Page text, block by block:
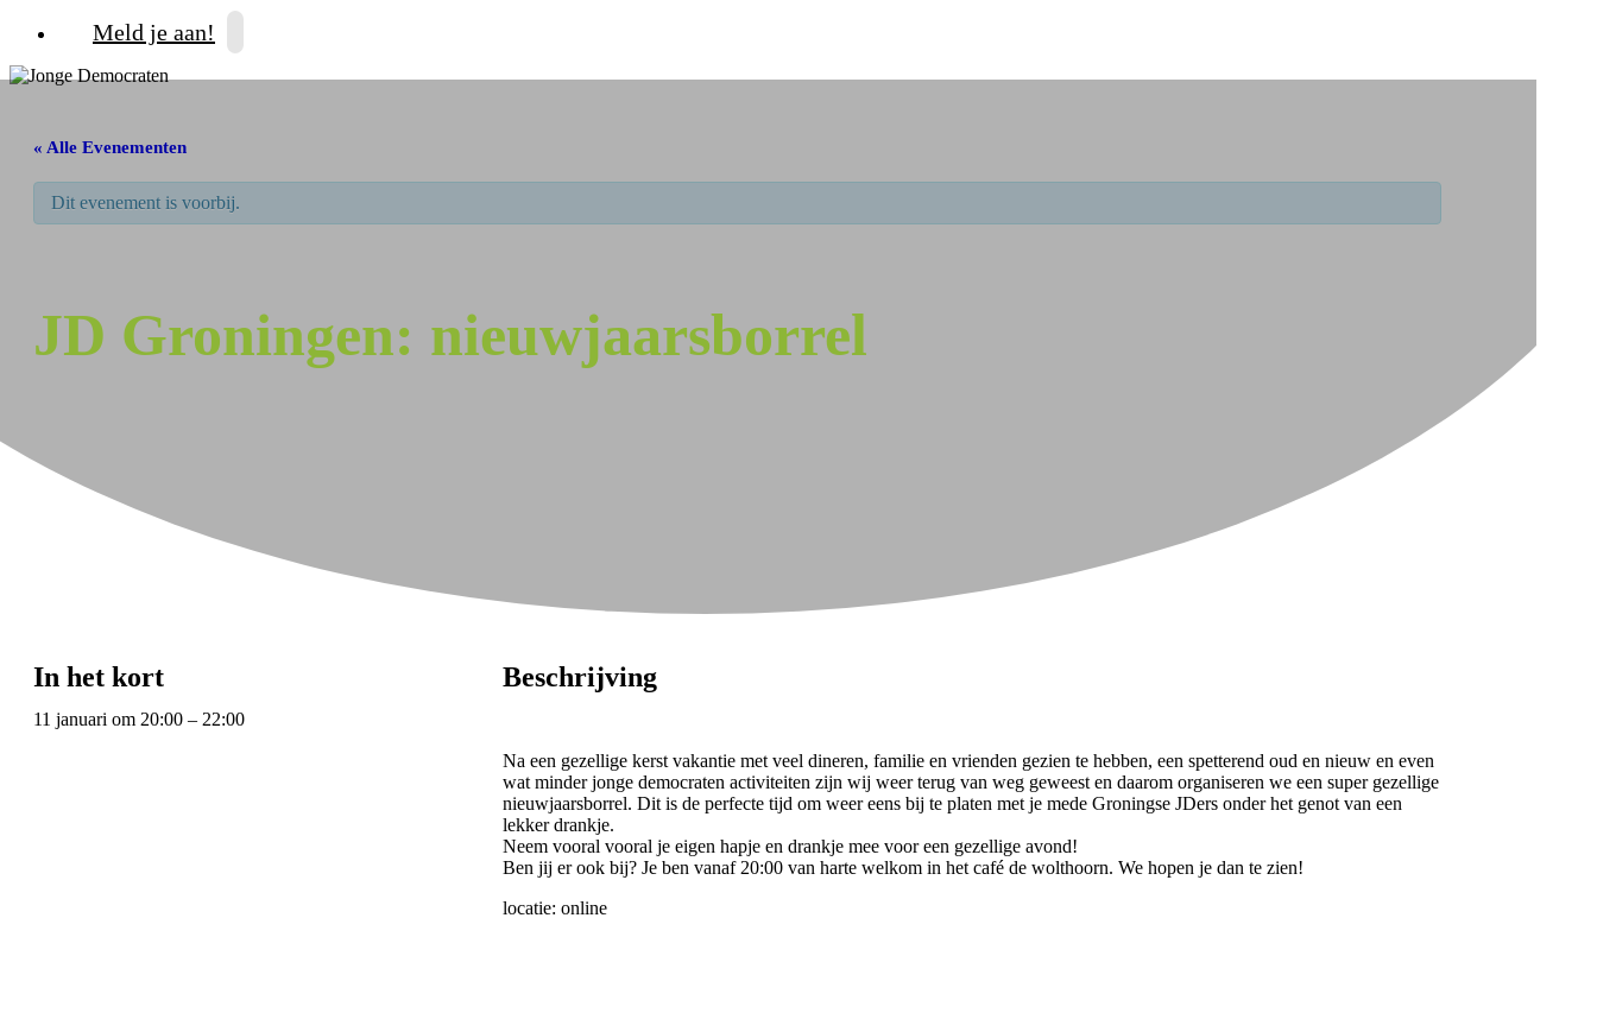
Meld je aan!
« Alle Evenementen
Dit evenement is voorbij.
JD Groningen: nieuwjaarsborrel
In het kort
11 januari om 20:00 – 22:00
Beschrijving
Na een gezellige kerst vakantie met veel dineren, familie en vrienden gezien te hebben, een spetterend oud en nieuw en even
wat minder jonge democraten activiteiten zijn wij weer terug van weg geweest en daarom organiseren we een super gezellige
nieuwjaarsborrel. Dit is de perfecte tijd om weer eens bij te platen met je mede Groningse JDers onder het genot van een
lekker drankje.
Neem vooral vooral je eigen hapje en drankje mee voor een gezellige avond!
Ben jij er ook bij? Je ben vanaf 20:00 van harte welkom in het café de wolthoorn. We hopen je dan te zien!
locatie: online